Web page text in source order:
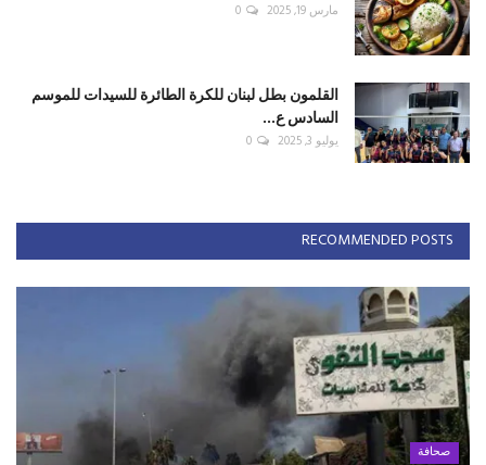
مارس 19, 2025 0
القلمون بطل لبنان للكرة الطائرة للسيدات للموسم
السادس ع...
يوليو 3, 2025 0
RECOMMENDED POSTS
صحافة